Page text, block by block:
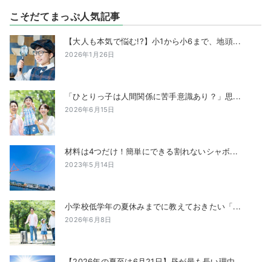
こそだてまっぷ人気記事
【大人も本気で悩む!?】小1から小6まで、地頭...
2026年1月26日
「ひとりっ子は人間関係に苦手意識あり？」思...
2026年6月15日
材料は4つだけ！簡単にできる割れないシャボ...
2023年5月14日
小学校低学年の夏休みまでに教えておきたい「...
2026年6月8日